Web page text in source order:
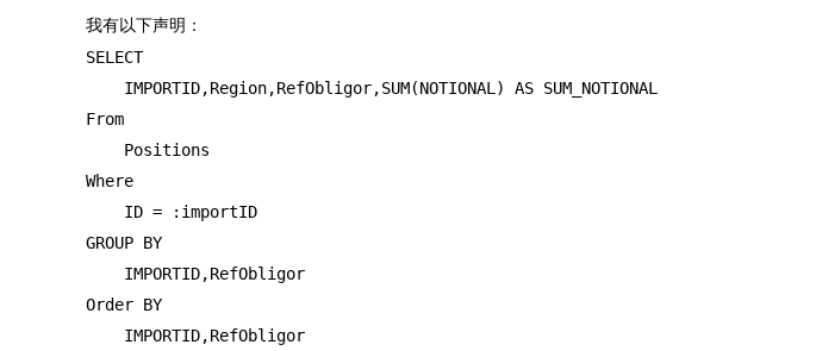
我有以下声明：
SELECT
    IMPORTID,Region,RefObligor,SUM(NOTIONAL) AS SUM_NOTIONAL
From
    Positions
Where
    ID = :importID
GROUP BY
    IMPORTID,RefObligor
Order BY
    IMPORTID,RefObligor